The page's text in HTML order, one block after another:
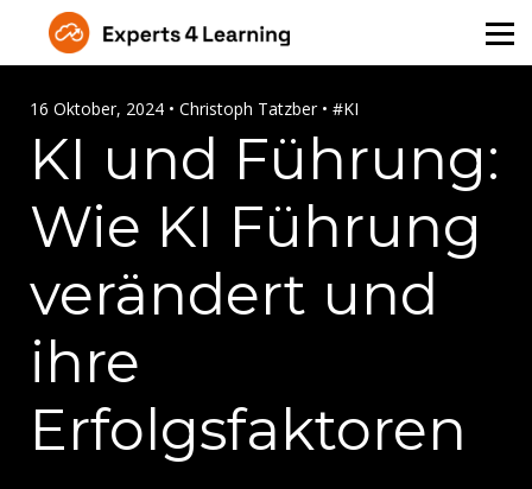
Über Uns
Angebot für Unternehmen
Kontakt
Login
16 Oktober, 2024 • Christoph Tatzber • #KI
KI und Führung:
Wie KI Führung
verändert und
ihre
Erfolgsfaktoren